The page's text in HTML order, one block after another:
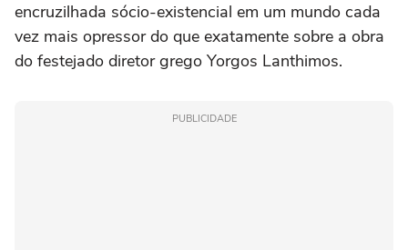
encruzilhada sócio-existencial em um mundo cada
vez mais opressor do que exatamente sobre a obra
do festejado diretor grego Yorgos Lanthimos.
PUBLICIDADE